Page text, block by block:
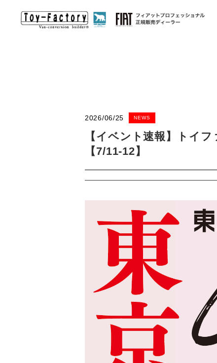
(EURO-TOY)
EURO-TOY ユーロトイ
欧州が誇るモーターホーム・キャンピングトレーラーを
日本へ。オリジナルDUCATOキャンパー始動！
バンライフを
安全・快適・強度が特長の車載用キャビネットで、お仕
事しやすい「働くクルマ」にアップデート。
職人たちの「
カーインテリ
2026/06/25 NEWS
【イベント速報】トイ
【7/11-12】